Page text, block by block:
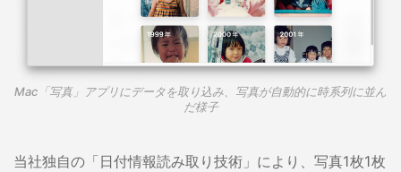
Mac「写真」アプリにデータを取り込み、写真が自動的に時系列に並ん
だ様子
当社独自の「日付情報読み取り技術」により、写真1枚1枚